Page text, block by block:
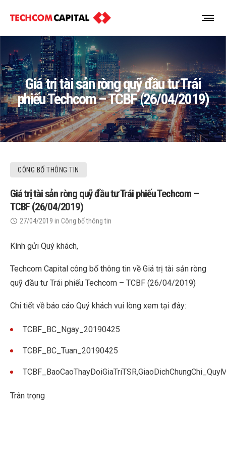
Giá trị tài sản ròng quỹ đầu tư Trái
phiếu Techcom – TCBF (26/04/2019)
CÔNG BỐ THÔNG TIN
Giá trị tài sản ròng quỹ đầu tư Trái phiếu Techcom –
TCBF (26/04/2019)
27/04/2019 in Công bố thông tin
Kính gửi Quý khách,
Techcom Capital công bố thông tin về Giá trị tài sản ròng
quỹ đầu tư Trái phiếu Techcom – TCBF (26/04/2019)
Chi tiết về báo cáo Quý khách vui lòng xem tại đây:
TCBF_BC_Ngay_20190425
TCBF_BC_Tuan_20190425
Trân trọng